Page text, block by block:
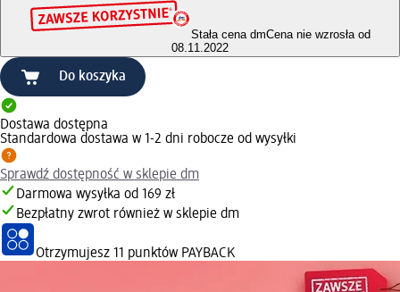
Stała cena dmCena nie wzrosła od
08.11.2022
Do koszyka
Dostawa dostępna
Standardowa dostawa w 1-2 dni robocze od wysyłki
Sprawdź dostępność w sklepie dm
Darmowa wysyłka od 169 zł
Bezpłatny zwrot również w sklepie dm
Otrzymujesz 11 punktów PAYBACK